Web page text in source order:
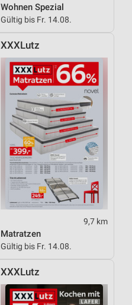
Wohnen Spezial
Gültig bis Fr. 14.08.
XXXLutz
9,7 km
Matratzen
Gültig bis Fr. 14.08.
XXXLutz